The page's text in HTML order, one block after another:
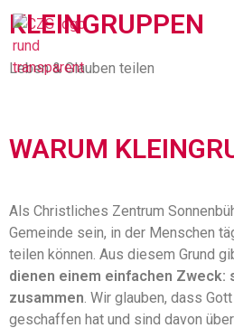
KLEINGRUPPEN
Leben & Glauben teilen
WARUM
Als Christliches Zentrum
Gemeinde sein, in der Menschen
teilen können. Aus diesem Grund
dienen einem einfachen Zweck:
zusammen. Wir glauben, dass
geschaffen hat und sind davon